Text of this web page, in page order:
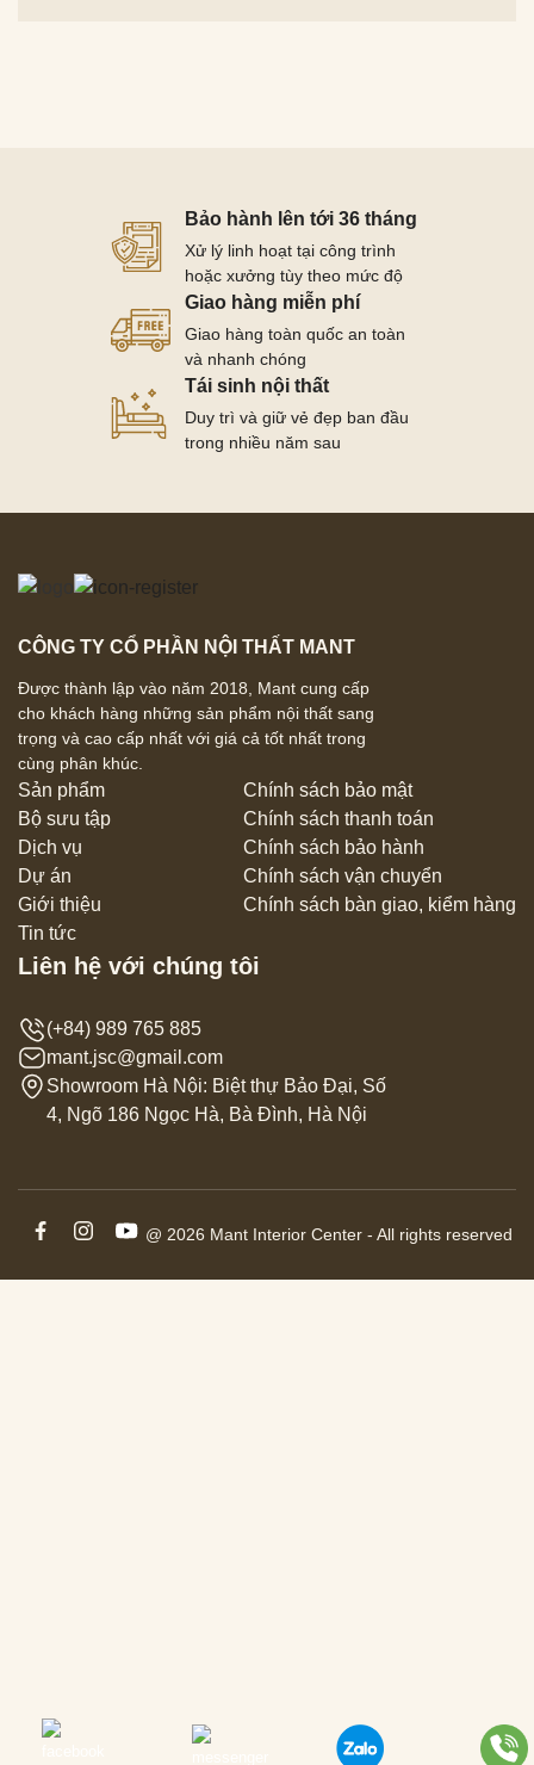
Bảo hành lên tới 36 tháng
Xử lý linh hoạt tại công trình
hoặc xưởng tùy theo mức độ
Giao hàng miễn phí
Giao hàng toàn quốc an toàn
và nhanh chóng
Tái sinh nội thất
Duy trì và giữ vẻ đẹp ban đầu
trong nhiều năm sau
CÔNG TY CỔ PHẦN NỘI THẤT MANT
Được thành lập vào năm 2018, Mant cung cấp
cho khách hàng những sản phẩm nội thất sang
trọng và cao cấp nhất với giá cả tốt nhất trong
cùng phân khúc.
Sản phẩm
Bộ sưu tập
Dịch vụ
Dự án
Giới thiệu
Tin tức
Chính sách bảo mật
Chính sách thanh toán
Chính sách bảo hành
Chính sách vận chuyển
Chính sách bàn giao, kiểm hàng
Liên hệ với chúng tôi
(+84) 989 765 885
mant.jsc@gmail.com
Showroom Hà Nội: Biệt thự Bảo Đại, Số
4, Ngõ 186 Ngọc Hà, Bà Đình, Hà Nội
@ 2026 Mant Interior Center - All rights reserved